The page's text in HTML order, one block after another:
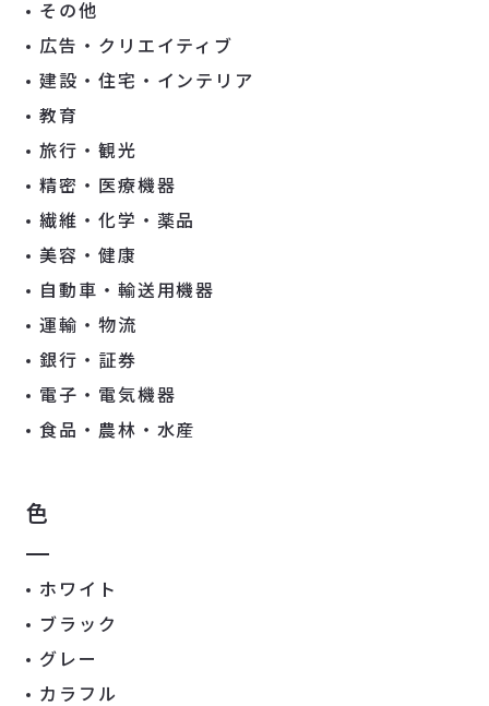
その他
広告・クリエイティブ
建設・住宅・インテリア
教育
旅行・観光
精密・医療機器
繊維・化学・薬品
美容・健康
自動車・輸送用機器
運輸・物流
銀行・証券
電子・電気機器
食品・農林・水産
色
ホワイト
ブラック
グレー
カラフル